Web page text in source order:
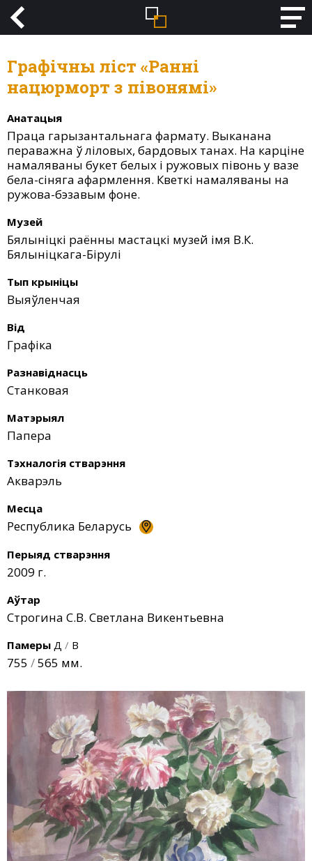
Графічны ліст «Ранні
нацюрморт з півонямі»
Анатацыя
Праца гарызантальнага фармату. Выканана
пераважна ў ліловых, бардовых танах. На карціне
намаляваны букет белых і ружовых півонь у вазе
бела-сіняга афармлення. Кветкі намаляваны на
ружова-бэзавым фоне.
Музей
Бялыніцкі раённы мастацкі музей імя В.К.
Бялыніцкага-Бірулі
Тып крыніцы
Выяўленчая
Від
Графіка
Разнавіднасць
Станковая
Матэрыял
Папера
Тэхналогія стварэння
Акварэль
Месца
Республика Беларусь
Перыяд стварэння
2009 г.
Аўтар
Строгина С.В. Светлана Викентьевна
Памеры Д / В
755 /565 мм.